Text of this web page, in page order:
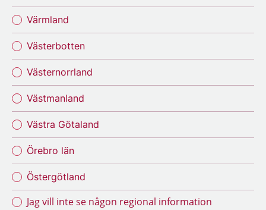
Värmland
Västerbotten
Västernorrland
Västmanland
Västra Götaland
Örebro län
Östergötland
Jag vill inte se någon regional information